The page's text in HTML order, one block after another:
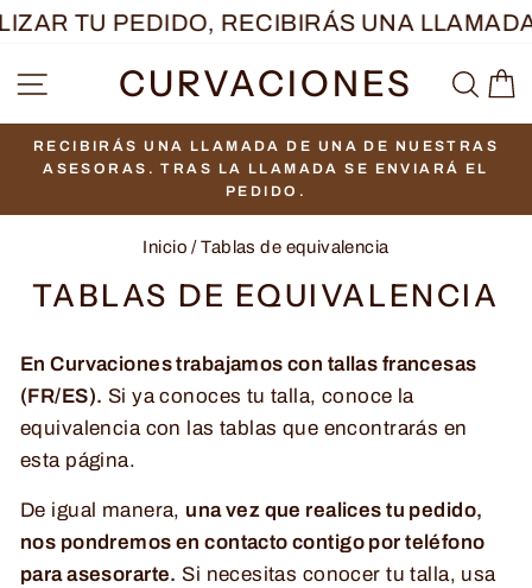
Ir
TU PEDIDO, RECIBIRÁS UNA
NAVEGACIÓN
CURVACIONES
diapositivas
pausa
RECIBIRÁS UNA LLAMADA DE UNA DE NUESTRAS
ASESORAS. TRAS LA LLAMADA SE ENVIARÁ EL
PEDIDO.
Inicio / Tablas de equivalencia
TABLAS DE EQUIVALENCIA
En Curvaciones trabajamos con tallas francesas
(FR/ES). Si ya conoces tu talla, conoce la
equivalencia con las tablas que encontrarás en
esta página.
De igual manera, una vez que realices tu pedido,
nos pondremos en contacto contigo por teléfono
para asesorarte. Si necesitas conocer tu talla, usa